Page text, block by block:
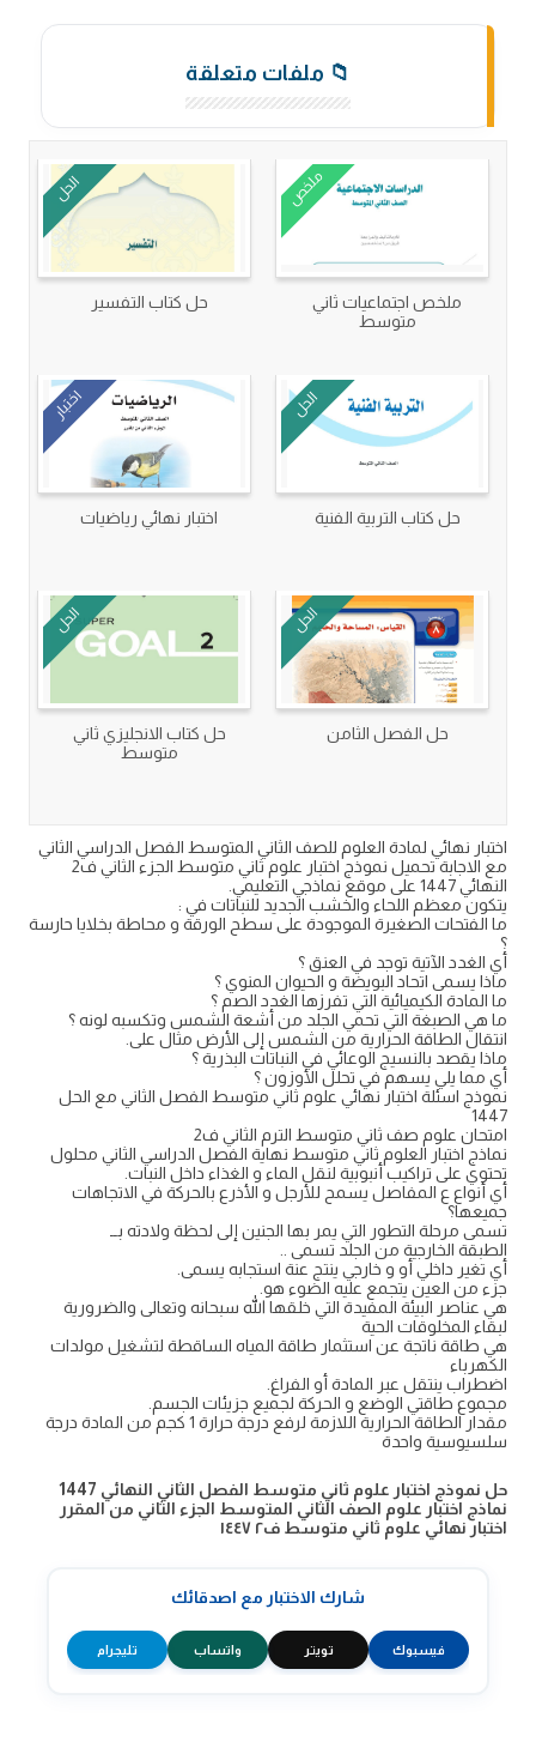
📁 ملفات متعلقة
ملخص
ملخص اجتماعيات ثاني
متوسط
الحل
حل كتاب التفسير
الحل
حل كتاب التربية الفنية
اختبار
اختبار نهائي رياضيات
الحل
حل الفصل الثامن
الحل
حل كتاب الانجليزي ثاني
متوسط
اختبار نهائي لمادة العلوم للصف الثاني المتوسط الفصل الدراسي الثاني
مع الاجابة تحميل نموذج اختبار علوم ثاني متوسط الجزء الثاني ف2
النهائي 1447 على موقع نماذجي التعليمي.
يتكون معظم اللحاء والخشب الجديد للنباتات في :
ما الفتحات الصغيرة الموجودة على سطح الورقة و محاطة بخلايا حارسة
؟
أي الغدد الآتية توجد في العنق ؟
ماذا يسمى اتحاد البويضة و الحيوان المنوي ؟
ما المادة الكيميائية التي تفرزها الغدد الصم ؟
ما هي الصبغة التي تحمي الجلد من أشعة الشمس وتكسبه لونه ؟
انتقال الطاقة الحرارية من الشمس إلى الأرض مثال على.
ماذا يقصد بالنسيج الوعائي في النباتات البذرية ؟
أي مما يلي يسهم في تحلل الأوزون ؟
نموذج اسئلة اختبار نهائي علوم ثاني متوسط الفصل الثاني مع الحل
1447
امتحان علوم صف ثاني متوسط الترم الثاني ف2
نماذج اختبار العلوم ثاني متوسط نهاية الفصل الدراسي الثاني محلول
تحتوي على تراكيب أنبوبية لنقل الماء و الغذاء داخل النبات.
أي أنواع ع المفاصل يسمح للأرجل و الأذرع بالحركة في الاتجاهات
جميعها؟
تسمى مرحلة التطور التي يمر بها الجنين إلى لحظة ولادته بــ
الطبقة الخارجية من الجلد تسمى ..
أي تغير داخلي أو و خارجي ينتج عنة استجابه يسمى.
جزء من العين يتجمع عليه الضوء هو.
هي عناصر البيئة المفيدة التي خلقها الله سبحانه وتعالى والضرورية
لبقاء المخلوقات الحية
هي طاقة ناتجة عن استثمار طاقة المياه الساقطة لتشغيل مولدات
الكهرباء
اضطراب ينتقل عبر المادة أو الفراغ.
مجموع طاقتي الوضع و الحركة لجميع جزيئات الجسم.
مقدار الطاقة الحرارية اللازمة لرفع درجة حرارة 1 كجم من المادة درجة
سلسيوسية واحدة
حل نموذج اختبار علوم ثاني متوسط الفصل الثاني النهائي 1447
نماذج اختبار علوم الصف الثاني المتوسط الجزء الثاني من المقرر
اختبار نهائي علوم ثاني متوسط ف٢ ١٤٤٧
شارك الاختبار مع اصدقائك
فيسبوك تويتر واتساب تليجرام